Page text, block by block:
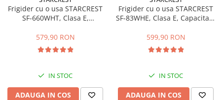
Frigider cu o usa STARCREST
SF-660WHT, Clasa E,
579,90 RON
IN STOC
ADAUGA IN COS
Frigider cu o usa STARCREST
SF-83WHE, Clasa E, Capacitate
Compartiment gheata, H 85
cm, Alb
599,90 RON
IN STOC
ADAUGA IN COS